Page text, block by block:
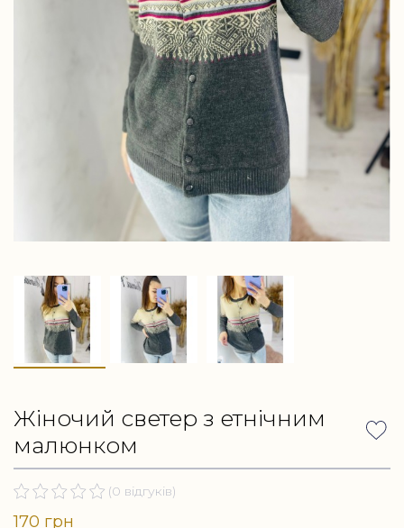
Жіночий светер з етнічним
малюнком
(0 відгуків)
170 грн